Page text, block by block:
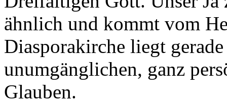
ähnlich und kommt vom
Diasporakirche liegt
unumgänglichen, ganz
Glauben.